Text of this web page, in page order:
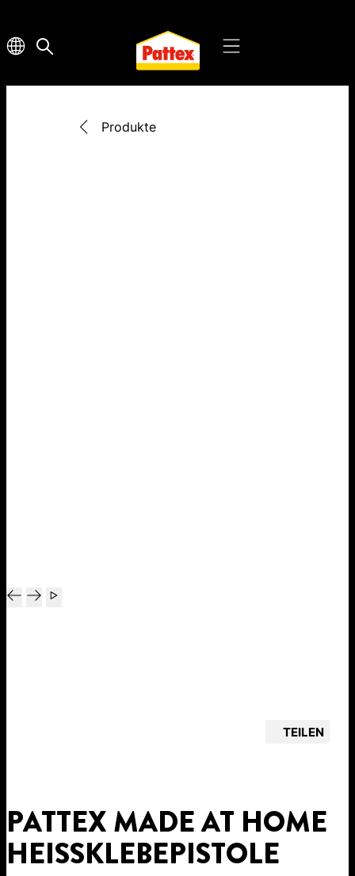
Produkte
TEILEN
PATTEX MADE AT HOME
HEISSKLEBEPISTOLE